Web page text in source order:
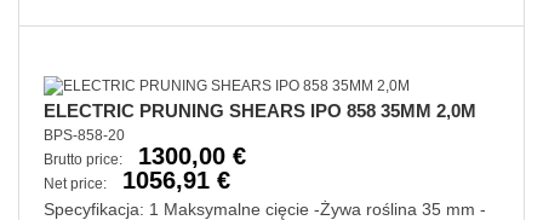
ELECTRIC PRUNING SHEARS IPO 858 35MM 2,0M
BPS-858-20
Brutto price:
1300,00 €
Net price: 1056,91 €
Specyfikacja: 1 Maksymalne cięcie -Żywa roślina 35 mm -